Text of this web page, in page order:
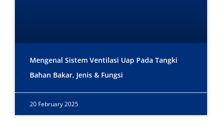
Mengenal Sistem Ventilasi Uap Pada Tangki
Bahan Bakar, Jenis & Fungsi
20 February 2025